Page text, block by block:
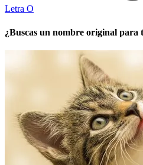
Letra O
¿Buscas un nombre original para